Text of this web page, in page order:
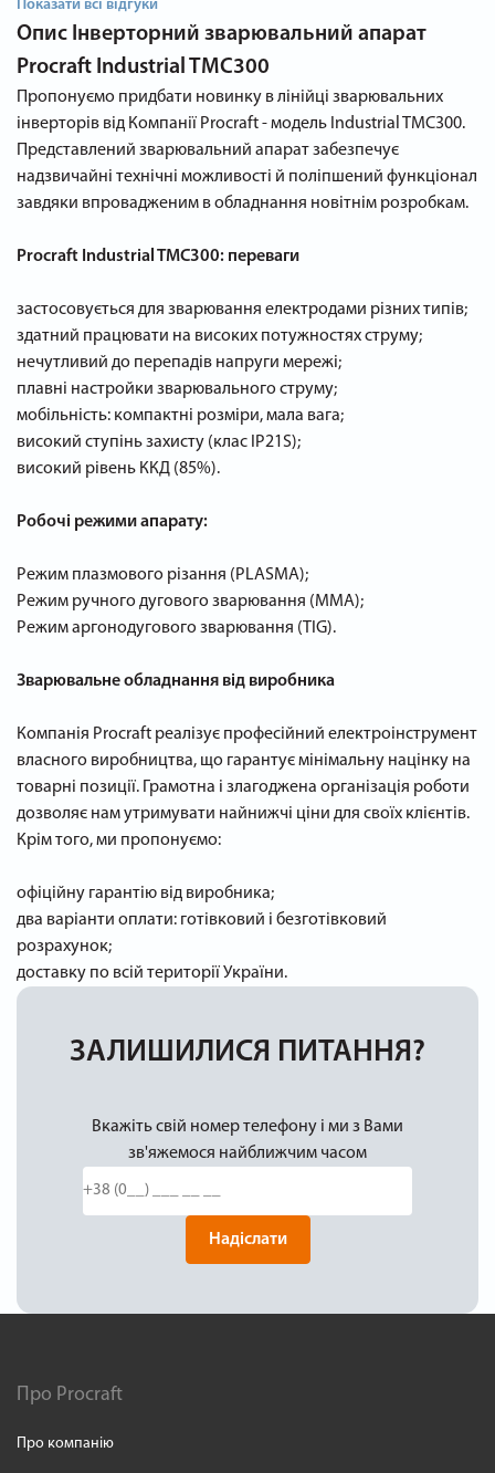
Показати всі відгуки
Опис Інверторний зварювальний апарат
Procraft Industrial TMC300
Пропонуємо придбати новинку в лінійці зварювальних
інверторів від Компанії Procraft - модель Industrial TMC300.
Представлений зварювальний апарат забезпечує
надзвичайні технічні можливості й поліпшений функціонал
завдяки впровадженим в обладнання новітнім розробкам.
Procraft Industrial TMC300: переваги
застосовується для зварювання електродами різних типів;
здатний працювати на високих потужностях струму;
нечутливий до перепадів напруги мережі;
плавні настройки зварювального струму;
мобільність: компактні розміри, мала вага;
високий ступінь захисту (клас IP21S);
високий рівень ККД (85%).
Робочі режими апарату:
Режим плазмового різання (PLASMA);
Режим ручного дугового зварювання (ММА);
Режим аргонодугового зварювання (TIG).
Зварювальне обладнання від виробника
Компанія Procraft реалізує професійний електроінструмент
власного виробництва, що гарантує мінімальну націнку на
товарні позиції. Грамотна і злагоджена організація роботи
дозволяє нам утримувати найнижчі ціни для своїх клієнтів.
Крім того, ми пропонуємо:
офіційну гарантію від виробника;
два варіанти оплати: готівковий і безготівковий
розрахунок;
доставку по всій території України.
ЗАЛИШИЛИСЯ ПИТАННЯ?
Вкажіть свій номер телефону і ми з Вами
зв'яжемося найближчим часом
Надіслати
Про Procraft
Про компанію